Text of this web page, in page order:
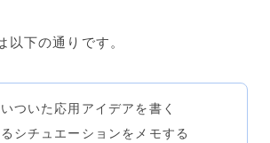
下の通りです。
ついた応用アイデアを書く
シチュエーションをメモする